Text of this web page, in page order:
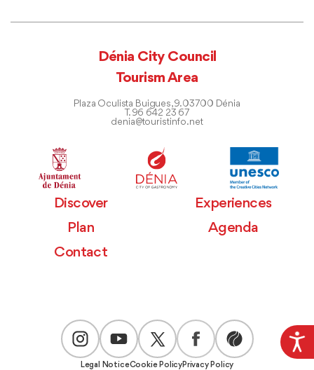
Dénia City Council
Tourism Area
Plaza Oculista Buigues, 9. 03700 Dénia
T. 96 642 23 67
denia@touristinfo.net
Discover
Experiences
Plan
Agenda
Contact
Legal NoticeCookie PolicyPrivacy Policy